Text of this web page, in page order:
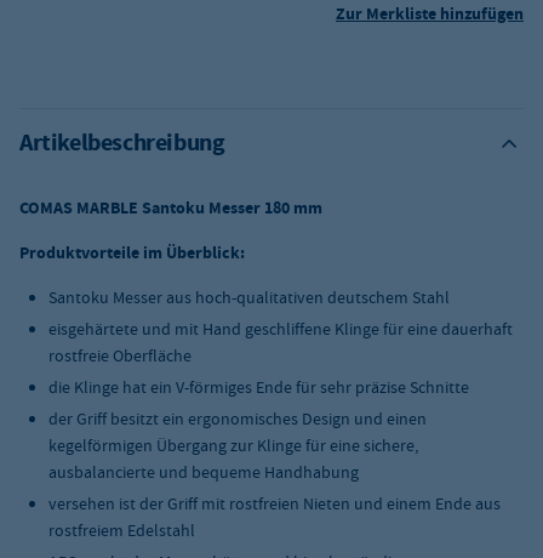
Zur Merkliste hinzufügen
Artikelbeschreibung
COMAS MARBLE Santoku Messer 180 mm
Produktvorteile im Überblick:
Santoku Messer aus hoch-qualitativen deutschem Stahl
eisgehärtete und mit Hand geschliffene Klinge für eine dauerhaft
rostfreie Oberfläche
die Klinge hat ein V-förmiges Ende für sehr präzise Schnitte
der Griff besitzt ein ergonomisches Design und einen
kegelförmigen Übergang zur Klinge für eine sichere,
ausbalancierte und bequeme Handhabung
versehen ist der Griff mit rostfreien Nieten und einem Ende aus
rostfreiem Edelstahl